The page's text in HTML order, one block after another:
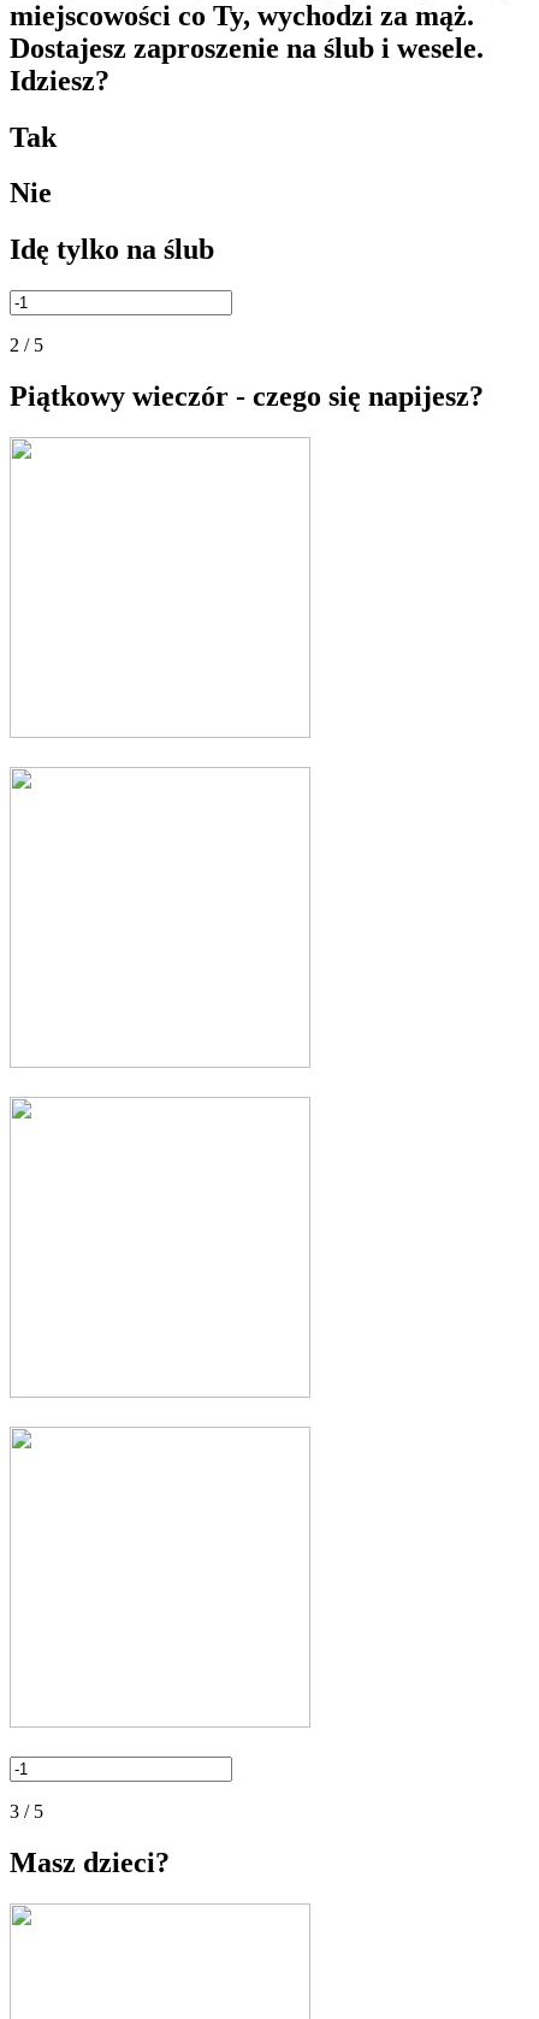
miejscowości co Ty, wychodzi za mąż.
Dostajesz zaproszenie na ślub i wesele.
Idziesz?
Tak
Nie
Idę tylko na ślub
2 / 5
Piątkowy wieczór - czego się napijesz?
3 / 5
Masz dzieci?